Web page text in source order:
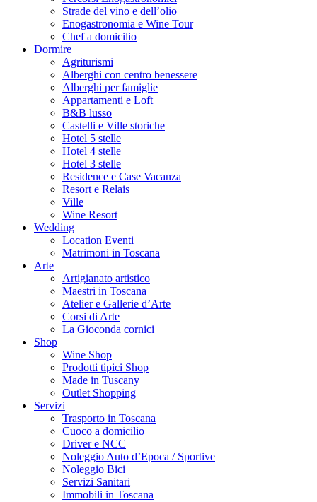
Strade del vino e dell’olio
Enogastronomia e Wine Tour
Chef a domicilio
Dormire
Agriturismi
Alberghi con centro benessere
Alberghi per famiglie
Appartamenti e Loft
B&B lusso
Castelli e Ville storiche
Hotel 5 stelle
Hotel 4 stelle
Hotel 3 stelle
Residence e Case Vacanza
Resort e Relais
Ville
Wine Resort
Wedding
Location Eventi
Matrimoni in Toscana
Arte
Artigianato artistico
Maestri in Toscana
Atelier e Gallerie d’Arte
Corsi di Arte
La Gioconda cornici
Shop
Wine Shop
Prodotti tipici Shop
Made in Tuscany
Outlet Shopping
Servizi
Trasporto in Toscana
Cuoco a domicilio
Driver e NCC
Noleggio Auto d’Epoca / Sportive
Noleggio Bici
Servizi Sanitari
Immobili in Toscana